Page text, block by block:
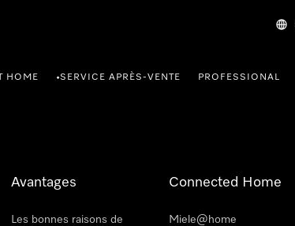
HOME •SERVICE APRÈS-VENTE PROFESSIONAL
Avantages
Les bonnes raisons de
Connected Home
Miele@home